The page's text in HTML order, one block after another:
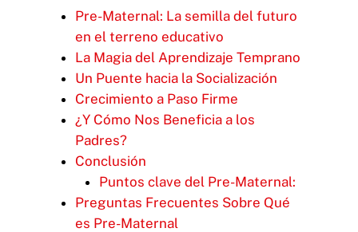
Pre-Maternal: La semilla del futuro
en el terreno educativo
La Magia del Aprendizaje Temprano
Un Puente hacia la Socialización
Crecimiento a Paso Firme
¿Y Cómo Nos Beneficia a los
Padres?
Conclusión
Puntos clave del Pre-Maternal:
Preguntas Frecuentes Sobre Qué
es Pre-Maternal